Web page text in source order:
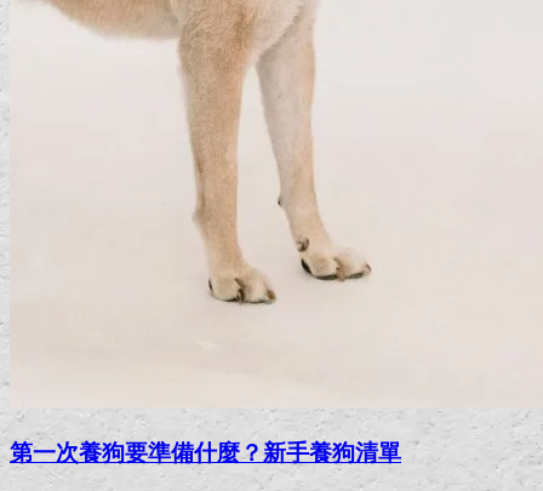
第一次養狗要準備什麼？新手養狗清單